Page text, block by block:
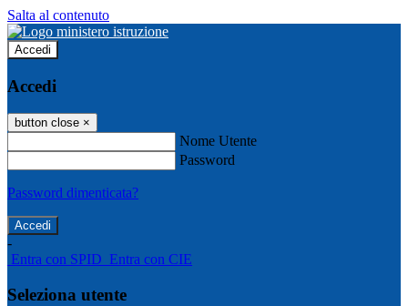
Salta al contenuto
Accedi
Accedi
button close ×
Nome Utente
Password
Password dimenticata?
-
Entra con SPID Entra con CIE
Seleziona utente